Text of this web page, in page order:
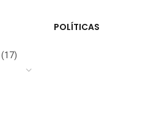
(17)
POLÍTICAS